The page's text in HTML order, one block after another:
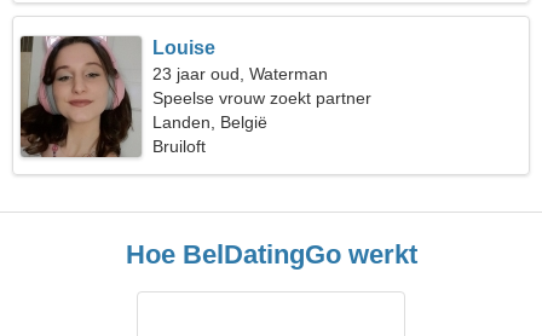
Louise
23 jaar oud, Waterman
Speelse vrouw zoekt partner
Landen, België
Bruiloft
Hoe BelDatingGo werkt